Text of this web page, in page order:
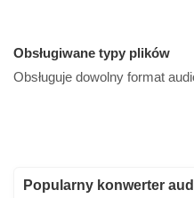
Obsługiwane typy plików
Obsługuje dowolny format
Popularny konwerter